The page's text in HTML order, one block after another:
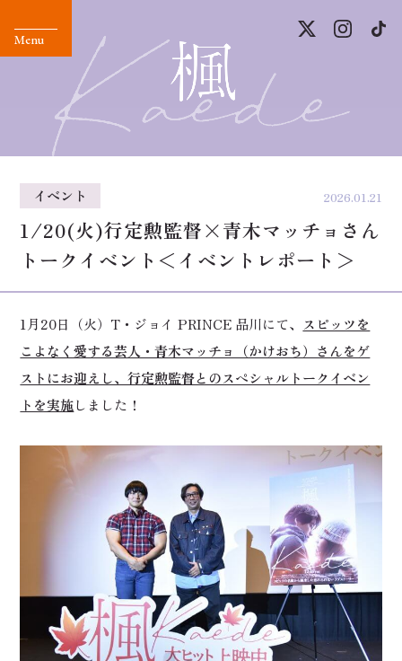
2026.01.21
イベント
1/20(火)行定勲監督×青木マッチョさん
トークイベント＜イベントレポート＞
1月20日（火）T・ジョイ PRINCE 品川にて、
スピッツを
こよなく愛する芸人・青木マッチョ（かけおち）さんをゲ
ストにお迎えし、行定勲監督とのスペシャルトークイベン
トを実施しました！